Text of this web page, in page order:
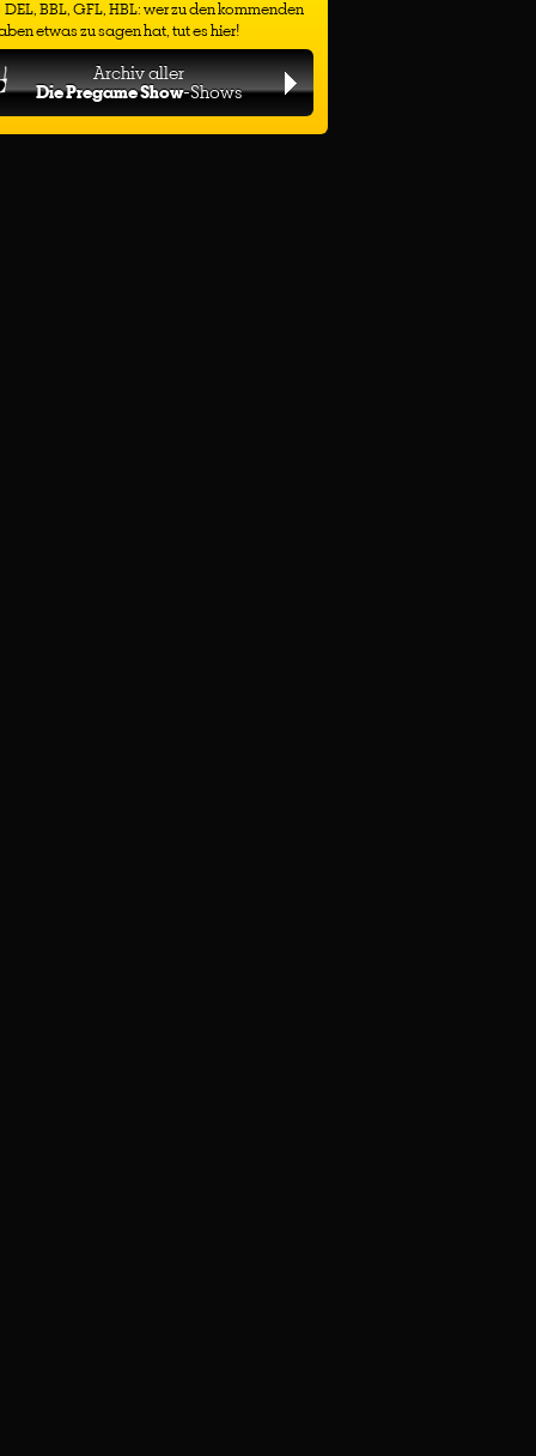
DEL, BBL, GFL, HBL: wer zu den kommenden
etwas zu sagen hat, tut es hier!
Archiv aller
Die Pregame Show-Shows